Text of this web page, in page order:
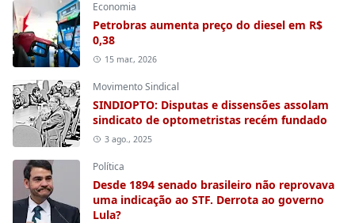
Economia
Petrobras aumenta preço do diesel em R$
0,38
15 mar., 2026
Movimento Sindical
SINDIOPTO: Disputas e dissensões assolam
sindicato de optometristas recém fundado
3 ago., 2025
Política
Desde 1894 senado brasileiro não reprovava
uma indicação ao STF. Derrota ao governo
Lula?